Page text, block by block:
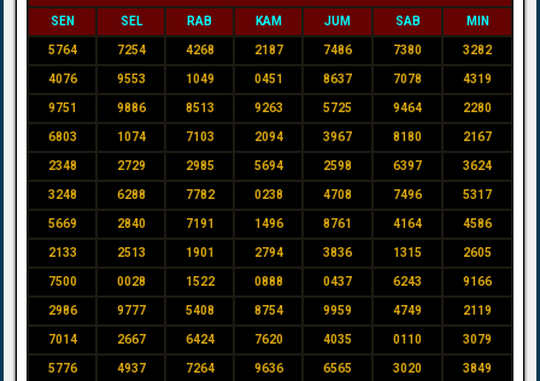
SEN SEL RAB KAM JUM SAB MIN
5764 7254 4268 2187 7486 7380 3282
4076 9553 1049 0451 8637 7078 4319
9751 9886 8513 9263 5725 9464 2280
6803 1074 7103 2094 3967 8180 2167
2348 2729 2985 5694 2598 6397 3624
3248 6288 7782 0238 4708 7496 5317
5669 2840 7191 1496 8761 4164 4586
2133 2513 1901 2794 3836 1315 2605
7500 0028 1522 0888 0437 6243 9166
2986 9777 5408 8754 9959 4749 2119
7014 2667 6424 7620 4035 0110 3079
5776 4937 7264 9636 6565 3020 3849